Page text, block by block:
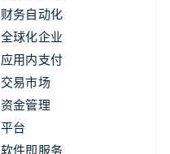
财务自动化
全球化企业
应用内支付
交易市场
资金管理
平台
软件即服务